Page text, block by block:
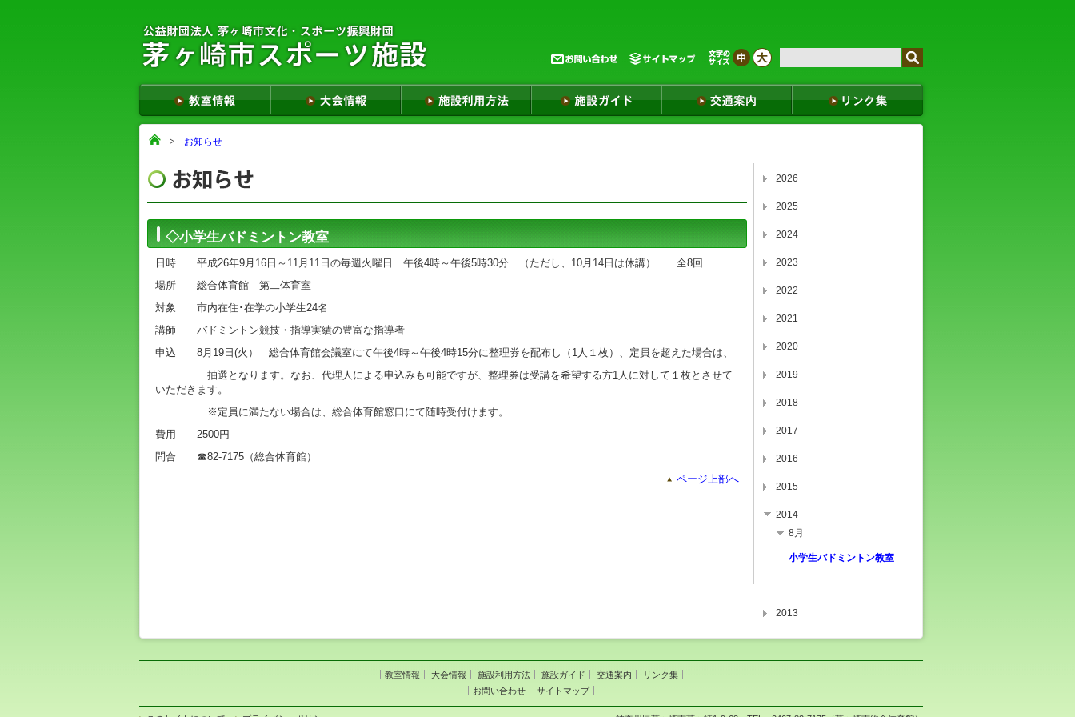
お知らせ
◇小学生バドミントン教室
日時 平成26年9月16日～11月11日の毎週火曜日 午後4時～午後5時30分 （ただし、10月14日は休講） 全8回
場所 総合体育館 第二体育室
対象 市内在住･在学の小学生24名
講師 バドミントン競技・指導実績の豊富な指導者
申込 8月19日(火） 総合体育館会議室にて午後4時～午後4時15分に整理券を配布し（1人１枚）、定員を超えた場合は、
抽選となります。なお、代理人による申込みも可能ですが、整理券は受講を希望する方1人に対して１枚とさせて
いただきます。
※定員に満たない場合は、総合体育館窓口にて随時受付けます。
費用 2500円
問合 ☎82-7175（総合体育館）
ページ上部へ
2026
2025
2024
2023
2022
2021
2020
2019
2018
2017
2016
2015
2014
8月
小学生バドミントン教室
2013
教室情報 大会情報 施設利用方法 施設ガイド 交通案内
リンク集
お問い合わせ
サイトマップ